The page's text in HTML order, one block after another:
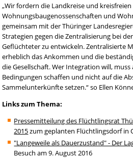
„Wir fordern die Landkreise und
Wohnungsbaugenossenschaften und
gemeinsam mit der Thüringer
Strategien gegen die Zentralisierung bei
Geflüchteter zu entwickeln. Zentralisierte
erheblich das Ankommen und die
die Gesellschaft. Wer Integration will, muss
Bedingungen schaffen und nicht auf die
Sammelunterkünfte setzen.“ so Ellen
Links zum Thema:
Pressemitteilung des Flüchtlingsrat
2015zum geplanten Flüchtlingsdorf in
"Langeweile als Dauerzustand" - Der
Besuch am 9. August 2016